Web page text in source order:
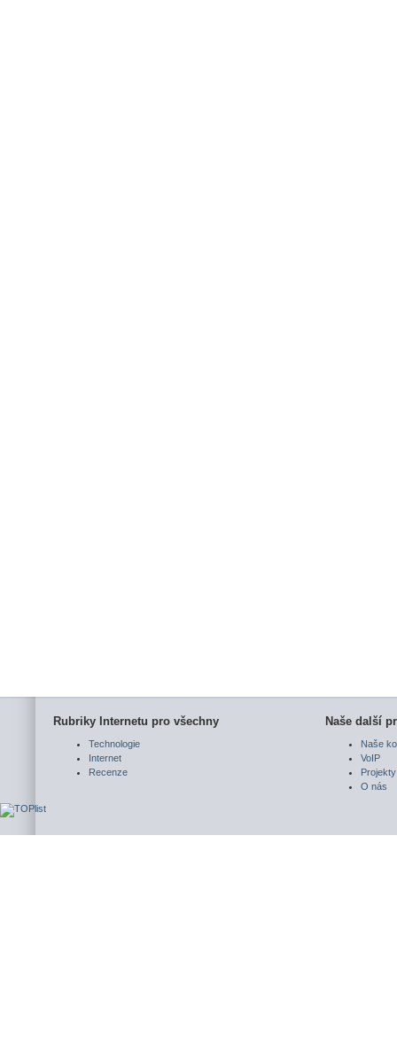
Rubriky Internetu pro všechny
Technologie
Internet
Recenze
Naše další
Naše
VoIP
Projekty
O nás